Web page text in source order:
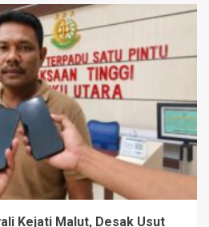
Kejati Malut, Desak Usut